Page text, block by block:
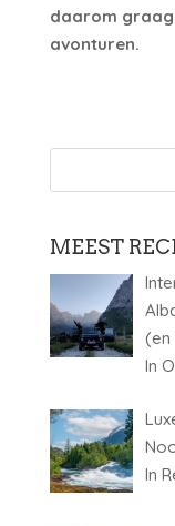
daarom graag
avonturen.
MEEST
(en
In
In